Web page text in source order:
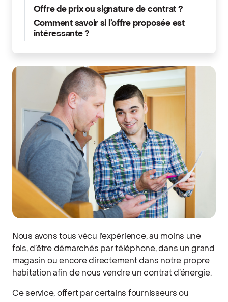
Offre de prix ou signature de contrat ?
Comment savoir si l’offre proposée est
intéressante ?
Nous avons tous vécu l’expérience, au moins une
fois, d’être démarchés par téléphone, dans un grand
magasin ou encore directement dans notre propre
habitation afin de nous vendre un contrat d’énergie.
Ce service, offert par certains fournisseurs ou